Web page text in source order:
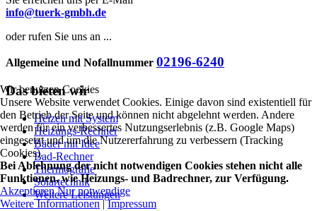
info@tuerk-gmbh.de
oder rufen Sie uns an ...
Allgemeine und Nofallnummer 02196-6240
Das bieten wir
Heizen mit System
Heizungs-Rechner
Bäder mit Idee
Bad-Rechner
Thermografie
Solartechnik
Weitere Leistungen
Wir benutzen Cookies
Unsere Website verwendet Cookies. Einige davon sind existentiell für
den Betrieb der Seite und können nicht abgelehnt werden. Andere
werden für ein verbessertes Nutzungserlebnis (z.B. Google Maps)
eingesetzt und um die Nutzererfahrung zu verbessern (Tracking
Cookies).
Bei Ablehnung der nicht notwendigen Cookies stehen nicht alle
Funktionen, wie Heizungs- und Badrechner, zur Verfügung.
Akzeptieren Nur notwendige
Weitere Informationen|Impressum